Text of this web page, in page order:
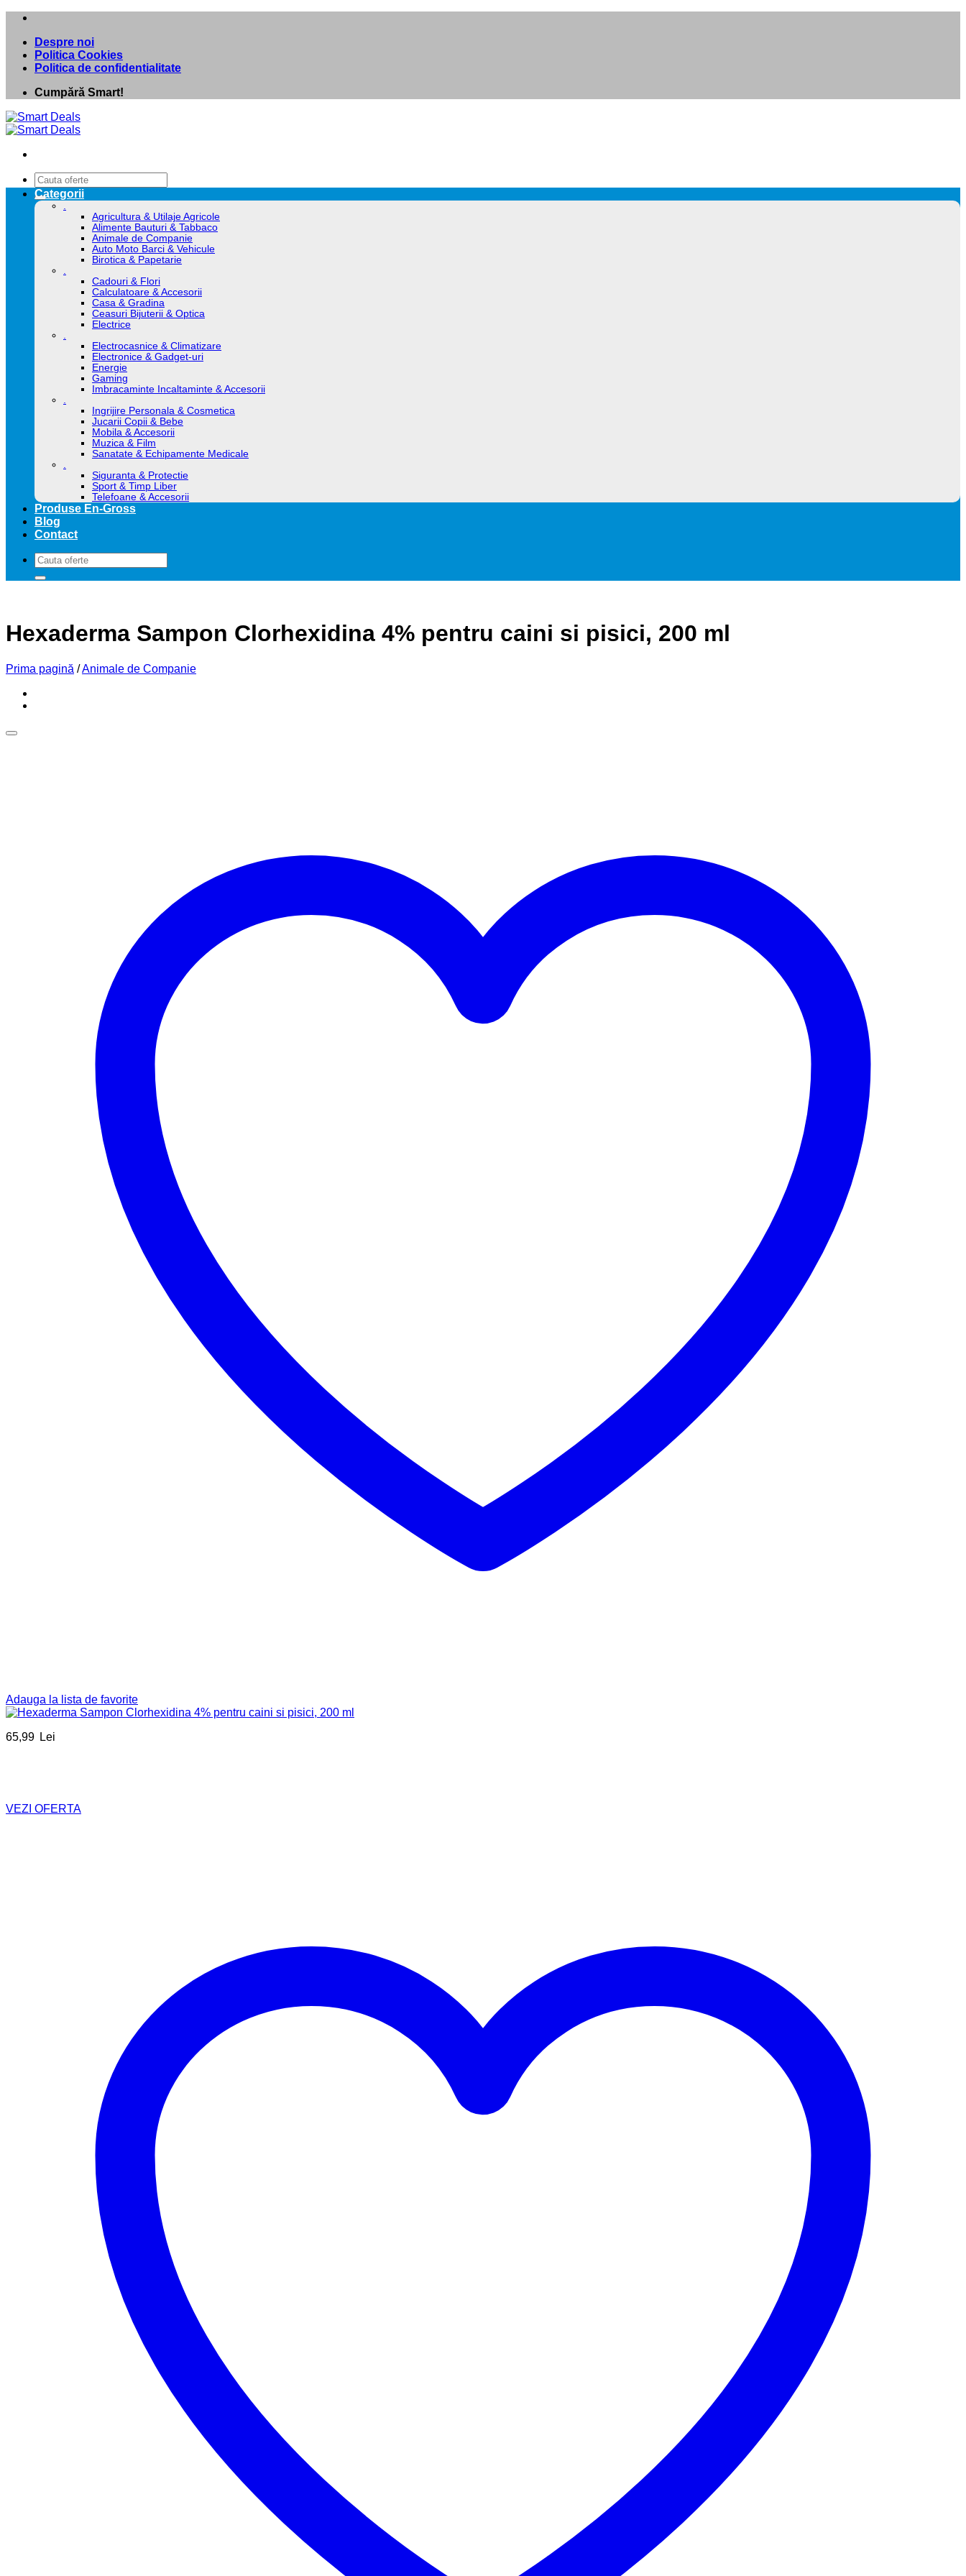
Skip
contentDespre noi
Politica Cookies
Politica de confidentialitate
Cumpără Smart!
Caută
după:
Categorii
.
Agricultura & Utilaje Agricole
Alimente Bauturi & Tabbaco
Animale de Companie
Auto Moto Barci & Vehicule
Birotica & Papetarie
.
Cadouri & Flori
Calculatoare & Accesorii
Casa & Gradina
Ceasuri Bijuterii & Optica
Electrice
.
Electrocasnice & Climatizare
Electronice & Gadget-uri
Energie
Gaming
Imbracaminte Incaltaminte & Accesorii
.
Ingrijire Personala & Cosmetica
Jucarii Copii & Bebe
Mobila & Accesorii
Muzica & Film
Sanatate & Echipamente Medicale
.
Siguranta & Protectie
Sport & Timp Liber
Telefoane & Accesorii
Produse En-Gross
Blog
Contact
Caută
după:
Hexaderma Sampon Clorhexidina 4% pentru caini si pisici, 200 ml
Prima pagină /Animale de Companie
Adauga la lista de favorite
65,99 Lei
VEZI OFERTA